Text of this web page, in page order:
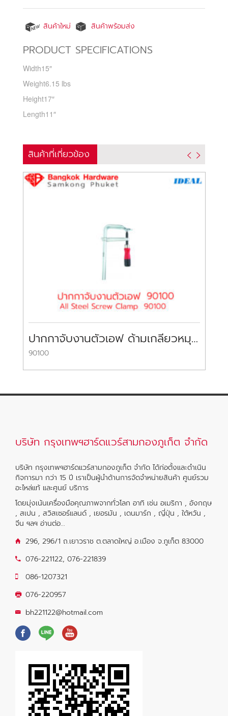
สินค้าใหม่ สินค้าพร้อมส่ง
PRODUCT SPECIFICATIONS
Width15″
Weight6.15 lbs
Height17″
Length11″
สินค้าที่เกี่ยวข้อง
ปากกาจับงานตัวเอฟ ด้ามเกลียวหมุน All Steel Screw Clamp IDEAL
90100
บริษัท กรุงเทพฯฮาร์ดแวร์สามกองภูเก็ต จำกัด
บริษัท กรุงเทพฯฮาร์ดแวร์สามกองภูเก็ต จำกัด ได้ก่อตั้งและดำเนิน
กิจการมา กว่า 15 ปี เราเป็นผู้นำด้านการจัดจำหน่ายสินค้า ศูนย์รวม
อะไหล่แท้ และศูนย์ บริการ
โดยมุ่งเน้นเครื่องมือคุณภาพจากทั่วโลก อาทิ เช่น อเมริกา , อังกฤษ
, สเปน , สวิสเซอร์แลนด์ , เยอรมัน , เดนมาร์ก , ญี่ปุ่น , ใต้หวัน ,
จีน ฯลฯ อ่านต่อ...
296, 296/1 ถ.เยาวราช ต.ตลาดใหญ่ อ.เมือง จ.ภูเก็ต 83000
076-221122, 076-221839
086-1207321
076-220957
bh221122@hotmail.com